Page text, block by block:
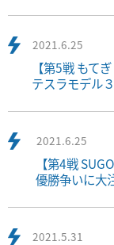
2021.6.25
【第5戦 もて
テスラモデル
2021.6.25
【第4戦
優勝争いに大
2021.5.31